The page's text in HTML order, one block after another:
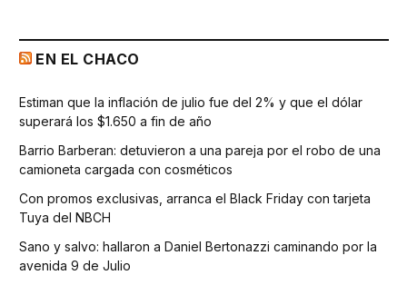
EN EL CHACO
Estiman que la inflación de julio fue del 2% y que el dólar
superará los $1.650 a fin de año
Barrio Barberan: detuvieron a una pareja por el robo de una
camioneta cargada con cosméticos
Con promos exclusivas, arranca el Black Friday con tarjeta
Tuya del NBCH
Sano y salvo: hallaron a Daniel Bertonazzi caminando por la
avenida 9 de Julio